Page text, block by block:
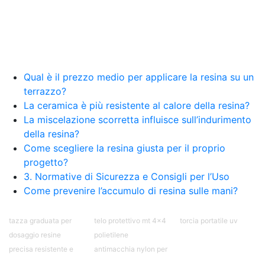
Qual è il prezzo medio per applicare la resina su un
terrazzo?
La ceramica è più resistente al calore della resina?
La miscelazione scorretta influisce sull’indurimento
della resina?
Come scegliere la resina giusta per il proprio
progetto?
3. Normative di Sicurezza e Consigli per l’Uso
Come prevenire l’accumulo di resina sulle mani?
tazza graduata per
dosaggio resine
precisa resistente e
telo protettivo mt 4x4
polietilene
antimacchia nylon per
torcia portatile uv